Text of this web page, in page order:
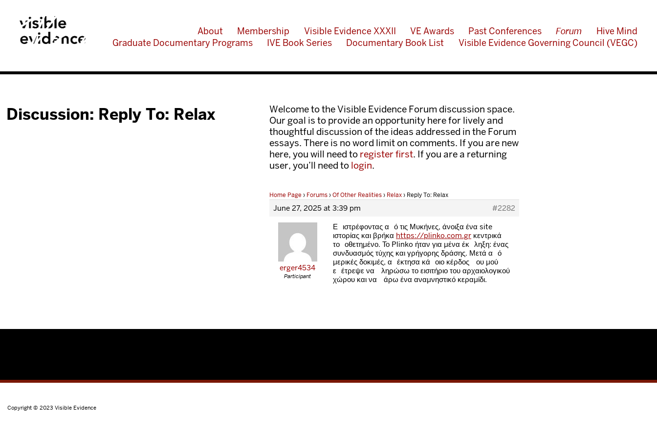
About Membership Visible Evidence XXXII VE Awards Past Conferences Forum
Hive Mind
Graduate Documentary Programs
IVE Book Series Documentary Book List Visible Evidence Governing Council (VEGC)
Discussion: Reply To: Relax
Welcome to the Visible Evidence Forum discussion space.
Our goal is to provide an opportunity here for lively and
thoughtful discussion of the ideas addressed in the Forum
essays. There is no word limit on comments. If you are new
here, you will need to register first. If you are a returning
user, you’ll need to login.
Home Page › Forums›Of Other Realities› Relax› Reply To: Relax
June 27, 2025 at 3:39 pm #2282
erger4534
Participant
Επιστρέφοντας από τις Μυκήνες, άνοιξα ένα site
ιστορίας και βρήκα https://plinko.com.gr κεντρικά
τοποθετημένο. Το Plinko ήταν για μένα έκπληξη: ένας
συνδυασμός τύχης και γρήγορης δράσης. Μετά από
μερικές δοκιμές, απέκτησα κάποιο κέρδος που μού
επέτρεψε να πληρώσω το εισιτήριο του αρχαιολογικού
χώρου και να πάρω ένα αναμνηστικό κεραμίδι.
Copyright © 2023 Visible Evidence